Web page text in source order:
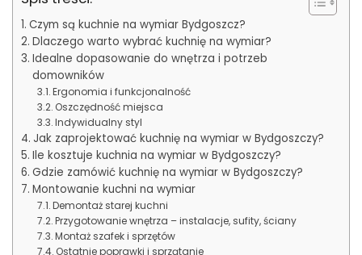
Czym są kuchnie na wymiar Bydgoszcz?
Dlaczego warto wybrać kuchnię na wymiar?
Idealne dopasowanie do wnętrza i potrzeb
domowników
Ergonomia i funkcjonalność
Oszczędność miejsca
Indywidualny styl
Jak zaprojektować kuchnię na wymiar w Bydgoszczy?
Ile kosztuje kuchnia na wymiar w Bydgoszczy?
Gdzie zamówić kuchnię na wymiar w Bydgoszczy?
Montowanie kuchni na wymiar
Demontaż starej kuchni
Przygotowanie wnętrza – instalacje, sufity, ściany
Montaż szafek i sprzętów
Ostatnie poprawki i sprzątanie